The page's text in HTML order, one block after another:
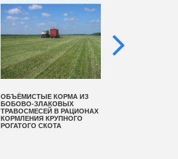
ОБЪЁМИСТЫЕ КОРМА ИЗ
БОБОВО-ЗЛАКОВЫХ
ТРАВОСМЕСЕЙ В РАЦИОНАХ
КОРМЛЕНИЯ КРУПНОГО
РОГАТОГО СКОТА